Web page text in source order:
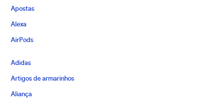
Apostas
Alexa
AirPods
Adidas
Artigos de armarinhos
Aliança